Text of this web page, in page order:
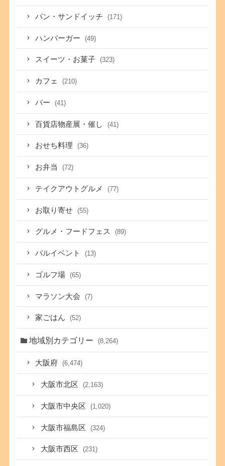
パン・サンドイッチ (171)
ハンバーガー (49)
スイーツ・お菓子 (323)
カフェ (210)
バー (41)
百貨店物産展・催し (41)
おせち料理 (36)
お弁当 (72)
テイクアウトグルメ (77)
お取り寄せ (55)
グルメ・フードフェス (89)
バルイベント (13)
ゴルフ場 (65)
マラソン大会 (7)
家ごはん (52)
地域別カテゴリー (8,264)
大阪府 (6,474)
大阪市北区 (2,163)
大阪市中央区 (1,020)
大阪市福島区 (324)
大阪市西区 (231)